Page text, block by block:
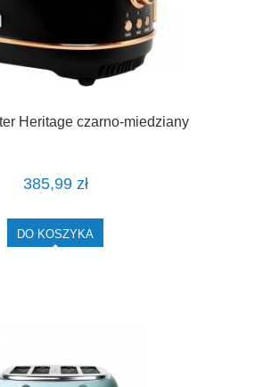
Heritage czarno-miedziany
385,99 zł
DO KOSZYKA